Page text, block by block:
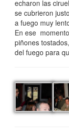
echaron las
se cubrieron
a fuego muy
En ese
piñones
del fuego para